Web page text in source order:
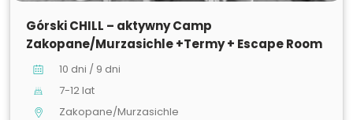
SPRZEDANE
Górski CHILL – aktywny Camp
Zakopane/Murzasichle +Termy + Escape Room
10 dni / 9 dni
7-12 lat
Zakopane/Murzasichle